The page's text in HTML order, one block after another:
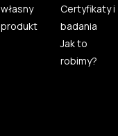
własny
produkt
Certyfikaty i
badania
Jak to
robimy?